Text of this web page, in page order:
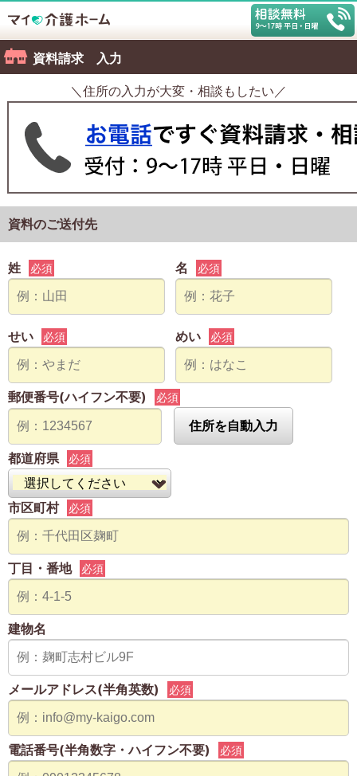
資料請求 入力
＼住所の入力が大変・相談もしたい／
資料のご送付先
姓 必須 名 必須
せい 必須 めい 必須
郵便番号(ハイフン不要) 必須
住所を自動入力
都道府県 必須
市区町村 必須
丁目・番地 必須
建物名
メールアドレス(半角英数) 必須
電話番号(半角数字・ハイフン不要) 必須